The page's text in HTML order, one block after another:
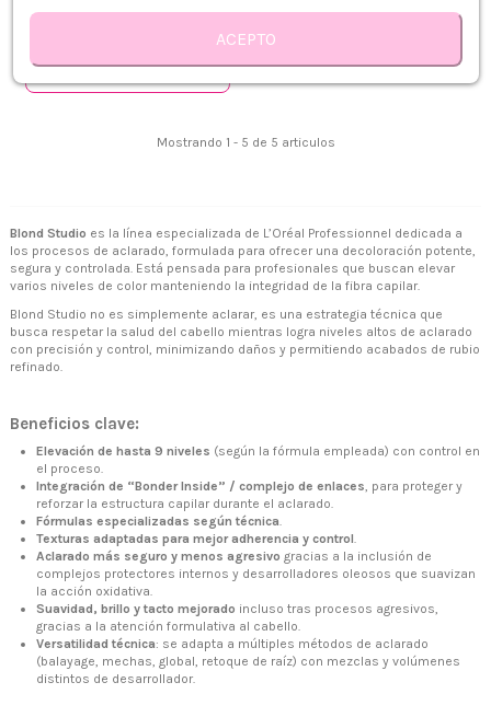
Añadir al carrito
Mostrando 1 - 5 de 5 articulos
Blond Studio es la línea especializada de L’Oréal Professionnel dedicada a
los procesos de aclarado, formulada para ofrecer una decoloración potente,
segura y controlada. Está pensada para profesionales que buscan elevar
varios niveles de color manteniendo la integridad de la fibra capilar.
Blond Studio no es simplemente aclarar, es una estrategia técnica que
busca respetar la salud del cabello mientras logra niveles altos de aclarado
con precisión y control, minimizando daños y permitiendo acabados de rubio
refinado.
Beneficios clave:
Elevación de hasta 9 niveles (según la fórmula empleada) con control en
el proceso.
Integración de “Bonder Inside” / complejo de enlaces, para proteger y
reforzar la estructura capilar durante el aclarado.
Fórmulas especializadas según técnica.
Texturas adaptadas para mejor adherencia y control.
Aclarado más seguro y menos agresivo gracias a la inclusión de
complejos protectores internos y desarrolladores oleosos que suavizan
la acción oxidativa.
Suavidad, brillo y tacto mejorado incluso tras procesos agresivos,
gracias a la atención formulativa al cabello.
Versatilidad técnica: se adapta a múltiples métodos de aclarado
(balayage, mechas, global, retoque de raíz) con mezclas y volúmenes
distintos de desarrollador.
+34 968 06 63 44L-V 10:00 - 14:00
+34 601 27 80 18
contacto@zaseni.com
Avenida de los Dolores 32, Murcia
ACEPTO